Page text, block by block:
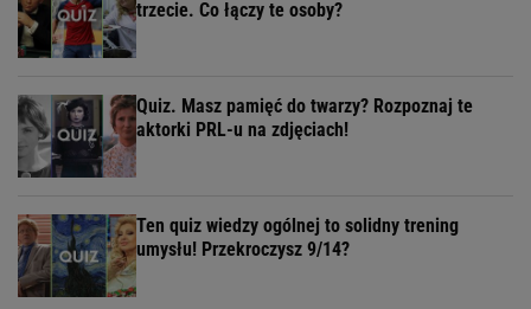
trzecie. Co łączy te osoby?
Quiz. Masz pamięć do twarzy? Rozpoznaj te
aktorki PRL-u na zdjęciach!
Ten quiz wiedzy ogólnej to solidny trening
umysłu! Przekroczysz 9/14?